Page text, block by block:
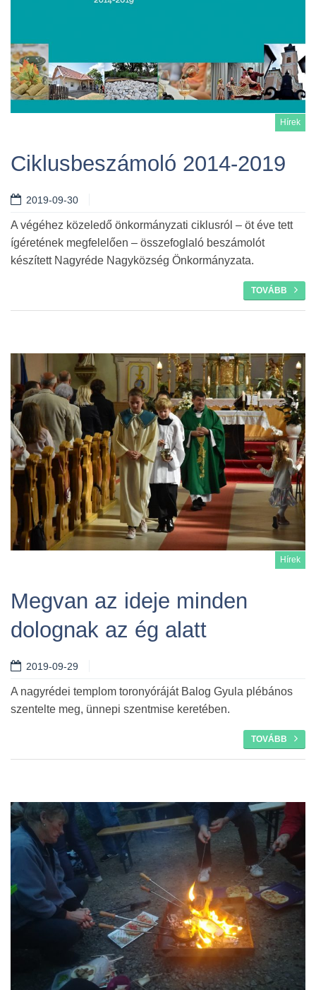
Hírek
Ciklusbeszámoló 2014-2019
2019-09-30
A végéhez közeledő önkormányzati ciklusról – öt éve tett
ígéretének megfelelően – összefoglaló beszámolót
készített Nagyréde Nagyközség Önkormányzata.
TOVÁBB
Hírek
Megvan az ideje minden
dolognak az ég alatt
2019-09-29
A nagyrédei templom toronyóráját Balog Gyula plébános
szentelte meg, ünnepi szentmise keretében.
TOVÁBB